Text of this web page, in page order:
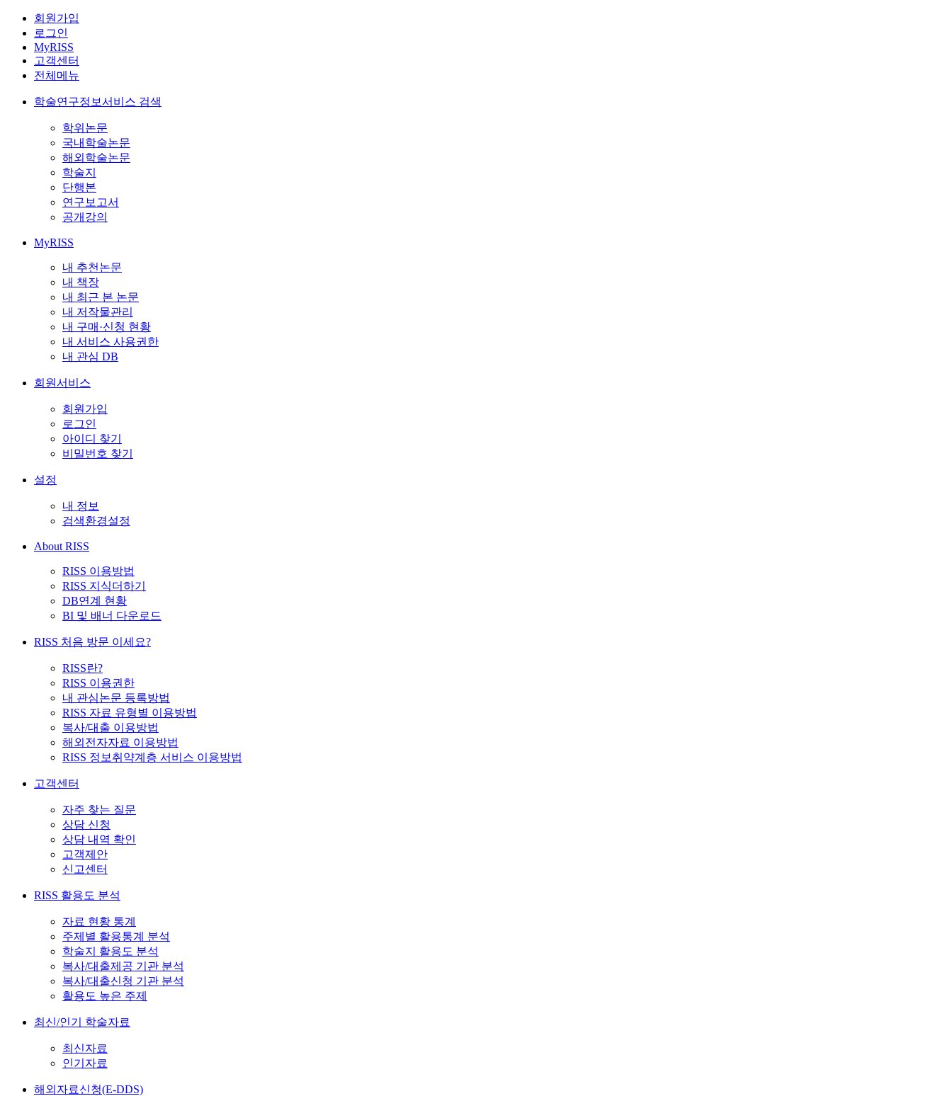
회원가입
로그인
MyRISS
고객센터
전체메뉴
학술연구정보서비스 검색
학위논문
국내학술논문
해외학술논문
학술지
단행본
연구보고서
공개강의
MyRISS
내 추천논문
내 책장
내 최근 본 논문
내 저작물관리
내 구매·신청 현황
내 서비스 사용권한
내 관심 DB
회원서비스
회원가입
로그인
아이디 찾기
비밀번호 찾기
설정
내 정보
검색환경설정
About RISS
RISS 이용방법
RISS 지식더하기
DB연계 현황
BI 및 배너 다운로드
RISS 처음 방문 이세요?
RISS란?
RISS 이용권한
내 관심논문 등록방법
RISS 자료 유형별 이용방법
복사/대출 이용방법
해외전자자료 이용방법
RISS 정보취약계층 서비스 이용방법
고객센터
자주 찾는 질문
상담 신청
상담 내역 확인
고객제안
신고센터
RISS 활용도 분석
자료 현황 통계
주제별 활용통계 분석
학술지 활용도 분석
복사/대출제공 기관 분석
복사/대출신청 기관 분석
활용도 높은 주제
최신/인기 학술자료
최신자료
인기자료
해외자료신청(E-DDS)